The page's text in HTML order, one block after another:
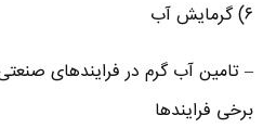
۶) گرمایش آب
– تامین آب گرم در فرایندهای
برخی فرایندها